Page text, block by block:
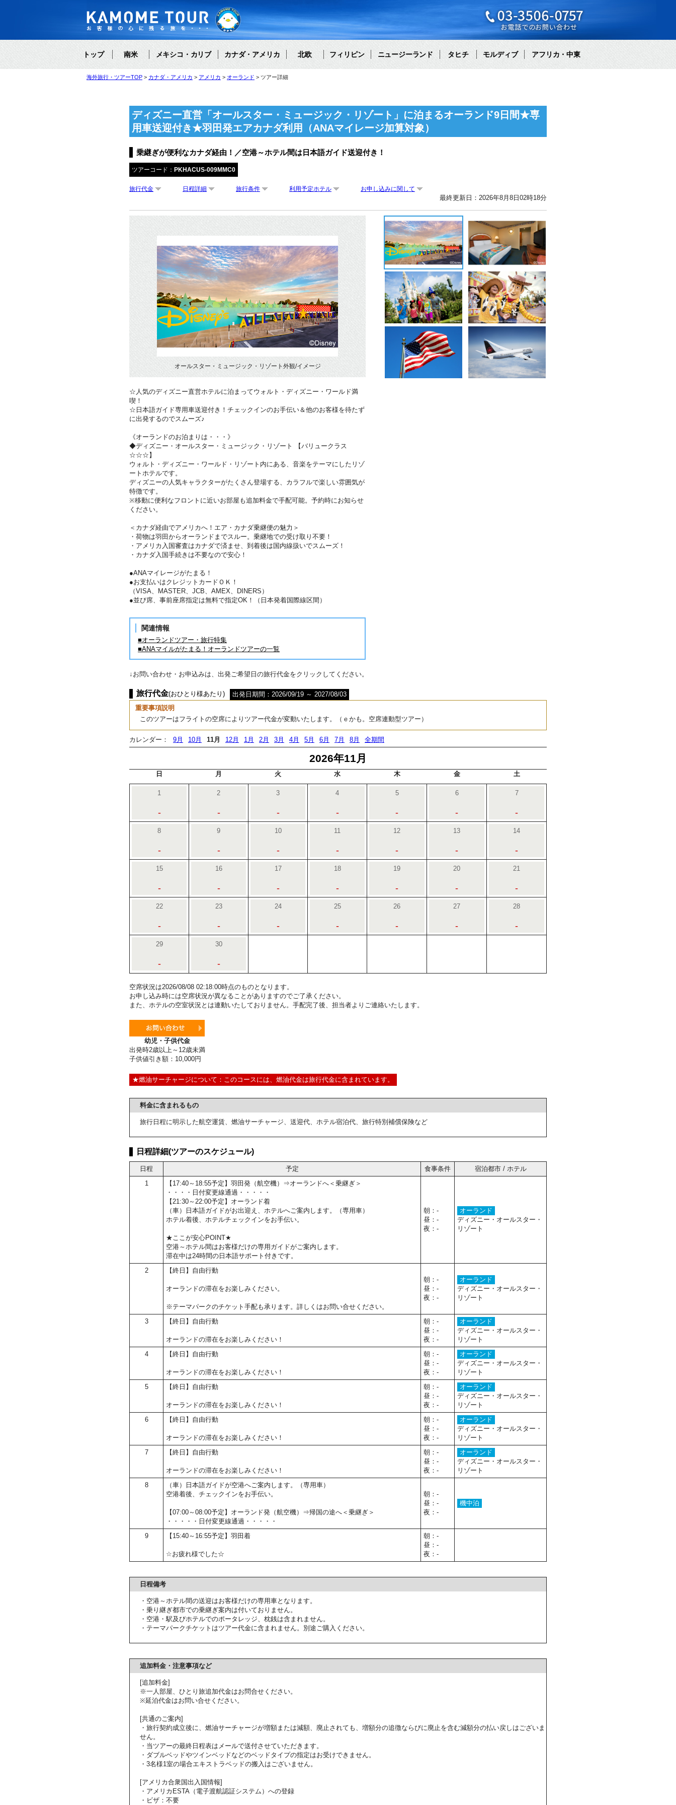
トップ 南米 メキシコ・カリブ カナダ・アメリカ 北欧 フィリピン ニュージーランド タヒチ モルディブ アフリカ・中東
海外旅行・ツアーTOP カナダ・アメリカ アメリカ オーランド ツアー詳細
ディズニー直営「オールスター・ミュージック・リゾート」に泊まるオーランド9日間★専
用車送迎付き★羽田発エアカナダ利用（ANAマイレージ加算対象）
乗継ぎが便利なカナダ経由！／空港～ホテル間は日本語ガイド送迎付き！
ツアーコード： PKHACUS-009MMC0
旅行代金 日程詳細 旅行条件 利用予定ホテル お申し込みに関して
最終更新日：2026年8月8日02時18分
オールスター・ミュージック・リゾート外観/イメージ
☆人気のディズニー直営ホテルに泊まってウォルト・ディズニー・ワールド満
喫！
☆日本語ガイド専用車送迎付き！チェックインのお手伝い＆他のお客様を待たず
に出発するのでスムーズ♪
《オーランドのお泊まりは・・・》
◆ディズニー・オールスター・ミュージック・リゾート 【バリュークラス
☆☆☆】
ウォルト・ディズニー・ワールド・リゾート内にある、音楽をテーマにしたリゾ
ートホテルです。
ディズニーの人気キャラクターがたくさん登場する、カラフルで楽しい雰囲気が
特徴です。
※移動に便利なフロントに近いお部屋も追加料金で手配可能。予約時にお知らせ
ください。
＜カナダ経由でアメリカへ！エア・カナダ乗継便の魅力＞
・荷物は羽田からオーランドまでスルー。乗継地での受け取り不要！
・アメリカ入国審査はカナダで済ませ、到着後は国内線扱いでスムーズ！
・カナダ入国手続きは不要なので安心！
●ANAマイレージがたまる！
●お支払いはクレジットカードＯＫ！
（VISA、MASTER、JCB、AMEX、DINERS）
●並び席、事前座席指定は無料で指定OK！（日本発着国際線区間）
関連情報
■オーランドツアー・旅行特集
■ANAマイルがたまる！オーランドツアーの一覧
↓お問い合わせ・お申込みは、出発ご希望日の旅行代金をクリックしてください。
旅行代金(おひとり様あたり)
出発日期間：2026/09/19 ～ 2027/08/03
重要事項説明
このツアーはフライトの空席によりツアー代金が変動いたします。（ｅかも。空席連動型ツアー）
カレンダー： 9月 10月 11月 12月 1月 2月 3月 4月 5月 6月 7月 8月 全期間
2026年11月
日 月 火 水 木 金 土
1
-
2
-
3
-
4
-
5
-
6
-
7
-
8
-
9
-
10
-
11
-
12
-
13
-
14
-
15
-
16
-
17
-
18
-
19
-
20
-
21
-
22
-
23
-
24
-
25
-
26
-
27
-
28
-
29
-
30
-
空席状況は2026/08/08 02:18:00時点のものとなります。
お申し込み時には空席状況が異なることがありますのでご了承ください。
また、ホテルの空室状況とは連動いたしておりません。手配完了後、担当者よりご連絡いたします。
幼児・子供代金
出発時2歳以上～12歳未満
子供値引き額：10,000円
★燃油サーチャージについて：このコースには、燃油代金は旅行代金に含まれています。
料金に含まれるもの
旅行日程に明示した航空運賃、燃油サーチャージ、送迎代、ホテル宿泊代、旅行特別補償保険など
日程詳細(ツアーのスケジュール)
日程 予定 食事条件
宿泊都市 / ホテル
1
【17:40～18:55予定】羽田発（航空機）⇒オーランドへ＜乗継ぎ＞
・・・・日付変更線通過・・・・・
【21:30～22:00予定】オーランド着
（車）日本語ガイドがお出迎え、ホテルへご案内します。（専用車）
ホテル着後、ホテルチェックインをお手伝い。
★ここが安心POINT★
空港～ホテル間はお客様だけの専用ガイドがご案内します。
滞在中は24時間の日本語サポート付きです。
朝：-
昼：-
夜：-
オーランド
ディズニー・オールスター・
リゾート
2 【終日】自由行動
オーランドの滞在をお楽しみください。
※テーマパークのチケット手配も承ります。詳しくはお問い合せください。
朝：-
昼：-
夜：-
オーランド
ディズニー・オールスター・
リゾート
3 【終日】自由行動
オーランドの滞在をお楽しみください！
朝：-
昼：-
夜：-
オーランド
ディズニー・オールスター・
リゾート
4
【終日】自由行動
オーランドの滞在をお楽しみください！
朝：-
昼：-
夜：-
オーランド
ディズニー・オールスター・
リゾート
5
【終日】自由行動
オーランドの滞在をお楽しみください！
朝：-
昼：-
夜：-
オーランド
ディズニー・オールスター・
リゾート
6
【終日】自由行動
オーランドの滞在をお楽しみください！
朝：-
昼：-
夜：-
オーランド
ディズニー・オールスター・
リゾート
7
【終日】自由行動
オーランドの滞在をお楽しみください！
朝：-
昼：-
夜：-
オーランド
ディズニー・オールスター・
リゾート
8
（車）日本語ガイドが空港へご案内します。（専用車）
空港着後、チェックインをお手伝い。
【07:00～08:00予定】オーランド発（航空機）⇒帰国の途へ＜乗継ぎ＞
・・・・・日付変更線通過・・・・・
朝：-
昼：-
夜：-
機中泊
9 【15:40～16:55予定】羽田着
☆お疲れ様でした☆
朝：-
昼：-
夜：-
日程備考
・空港～ホテル間の送迎はお客様だけの専用車となります。
・乗り継ぎ都市での乗継ぎ案内は付いておりません。
・空港・駅及びホテルでのポータレッジ、枕銭は含まれません。
・テーマパークチケットはツアー代金に含まれません。別途ご購入ください。
追加料金・注意事項など
[追加料金]
※一人部屋、ひとり旅追加代金はお問合せください。
※延泊代金はお問い合せください。
[共通のご案内]
・旅行契約成立後に、燃油サーチャージが増額または減額、廃止されても、増額分の追徴ならびに廃止を含む減額分の払い戻しはございま
せん。
・当ツアーの最終日程表はメールで送付させていただきます。
・ダブルベッドやツインベッドなどのベッドタイプの指定はお受けできません。
・3名様1室の場合エキストラベッドの搬入はございません。
[アメリカ合衆国出入国情報]
・アメリカESTA（電子渡航認証システム）への登録
・ビザ：不要